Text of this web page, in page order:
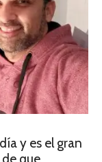
y es el gran
que